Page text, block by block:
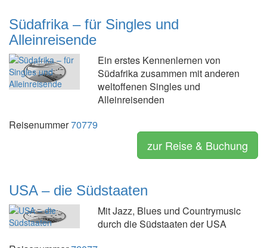
Südafrika – für Singles und
Alleinreisende
Ein erstes Kennenlernen von
Südafrika zusammen mit anderen
weltoffenen Singles und
Alleinreisenden
Reisenummer70779
zur Reise & Buchung
USA – die Südstaaten
Mit Jazz, Blues und Countrymusic
durch die Südstaaten der USA